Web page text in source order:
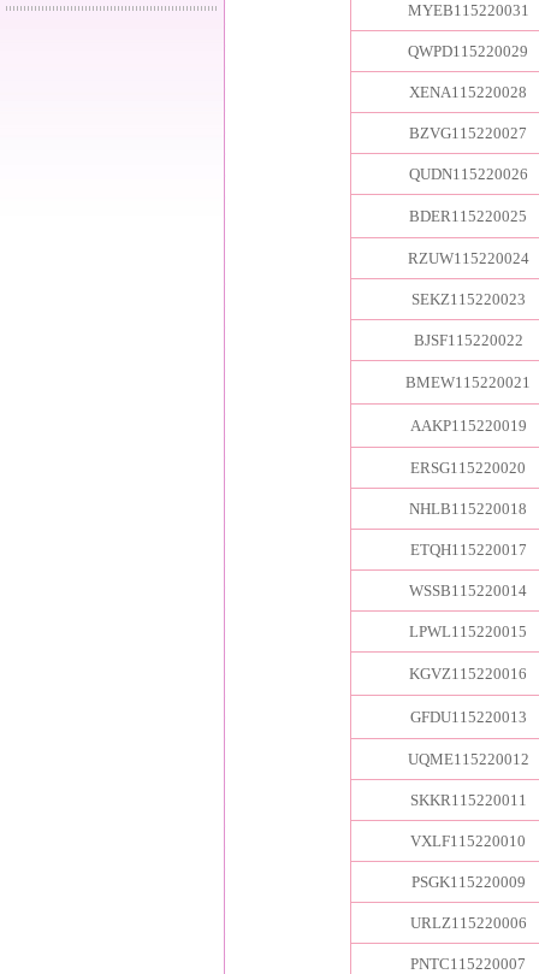
MYEB115220031
QWPD115220029
XENA115220028
BZVG115220027
QUDN115220026
BDER115220025
RZUW115220024
SEKZ115220023
BJSF115220022
BMEW115220021
AAKP115220019
ERSG115220020
NHLB115220018
ETQH115220017
WSSB115220014
LPWL115220015
KGVZ115220016
GFDU115220013
UQME115220012
SKKR115220011
VXLF115220010
PSGK115220009
URLZ115220006
PNTC115220007